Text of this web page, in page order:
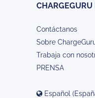
CHARGEGURU
Contáctanos
Sobre
Trabaja con
PRENSA
Español